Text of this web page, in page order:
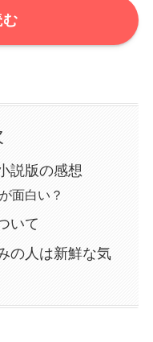
説版の感想
面白い？
いて
の人は新鮮な気